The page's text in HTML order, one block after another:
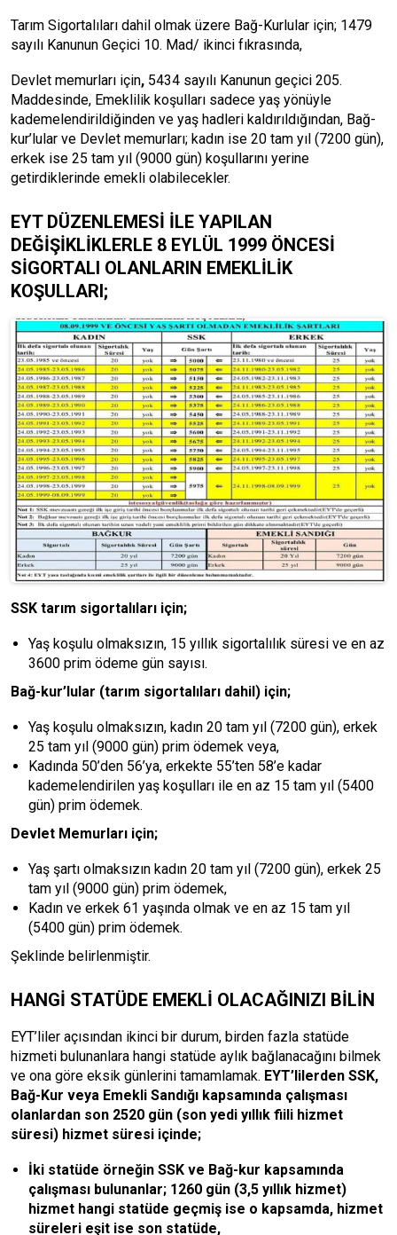
Tarım Sigortalıları dahil olmak üzere Bağ-Kurlular için; 1479
sayılı Kanunun Geçici 10. Mad/ ikinci fıkrasında,
Devlet memurları için, 5434 sayılı Kanunun geçici 205.
Maddesinde, Emeklilik koşulları sadece yaş yönüyle
kademelendirildiğinden ve yaş hadleri kaldırıldığından, Bağ-
kur’lular ve Devlet memurları; kadın ise 20 tam yıl (7200 gün),
erkek ise 25 tam yıl (9000 gün) koşullarını yerine
getirdiklerinde emekli olabilecekler.
EYT DÜZENLEMESİ İLE YAPILAN
DEĞİŞİKLİKLERLE 8 EYLÜL 1999 ÖNCESİ
SİGORTALI OLANLARIN EMEKLİLİK
KOŞULLARI;
SSK tarım sigortalıları için;
Yaş koşulu olmaksızın, 15 yıllık sigortalılık süresi ve en az
3600 prim ödeme gün sayısı.
Bağ-kur’lular (tarım sigortalıları dahil) için;
Yaş koşulu olmaksızın, kadın 20 tam yıl (7200 gün), erkek
25 tam yıl (9000 gün) prim ödemek veya,
Kadında 50’den 56’ya, erkekte 55’ten 58’e kadar
kademelendirilen yaş koşulları ile en az 15 tam yıl (5400
gün) prim ödemek.
Devlet Memurları için;
Yaş şartı olmaksızın kadın 20 tam yıl (7200 gün), erkek 25
tam yıl (9000 gün) prim ödemek,
Kadın ve erkek 61 yaşında olmak ve en az 15 tam yıl
(5400 gün) prim ödemek.
Şeklinde belirlenmiştir.
HANGİ STATÜDE EMEKLİ OLACAĞINIZI BİLİN
EYT’liler açısından ikinci bir durum, birden fazla statüde
hizmeti bulunanlara hangi statüde aylık bağlanacağını bilmek
ve ona göre eksik günlerini tamamlamak. EYT’lilerden SSK,
Bağ-Kur veya Emekli Sandığı kapsamında çalışması
olanlardan son 2520 gün (son yedi yıllık fiili hizmet
süresi) hizmet süresi içinde;
İki statüde örneğin SSK ve Bağ-kur kapsamında
çalışması bulunanlar; 1260 gün (3,5 yıllık hizmet)
hizmet hangi statüde geçmiş ise o kapsamda, hizmet
süreleri eşit ise son statüde,